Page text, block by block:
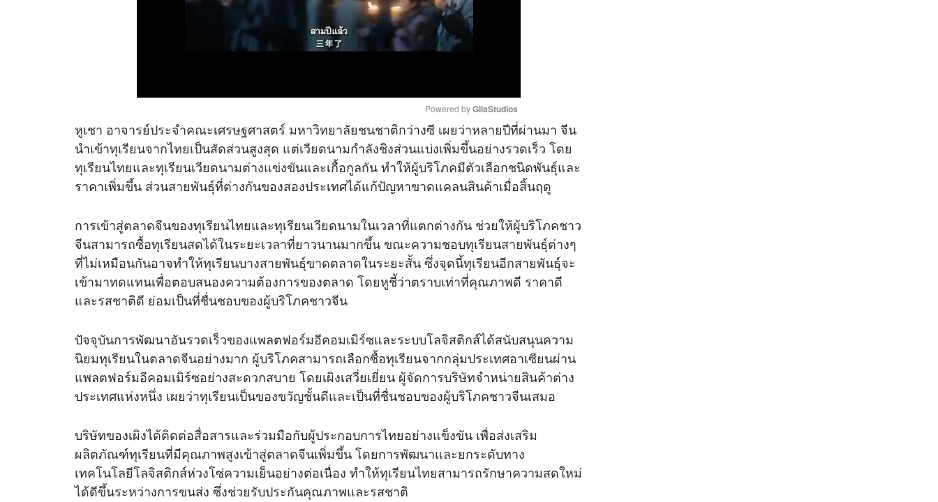
M
u
t
Powered by GliaStudios
หูเชา อาจารย์ประจำคณะเศรษฐศาสตร์ มหาวิทยาลัยชนชาติกว่างซี เผยว่าหลายปีที่ผ่านมา จีน
นำเข้าทุเรียนจากไทยเป็นสัดส่วนสูงสุด แต่เวียดนามกำลังชิงส่วนแบ่งเพิ่มขึ้นอย่างรวดเร็ว โดย
ทุเรียนไทยและทุเรียนเวียดนามต่างแข่งขันและเกื้อกูลกัน ทำให้ผู้บริโภคมีตัวเลือกชนิดพันธุ์และ
ราคาเพิ่มขึ้น ส่วนสายพันธุ์ที่ต่างกันของสองประเทศได้แก้ปัญหาขาดแคลนสินค้าเมื่อสิ้นฤดู
การเข้าสู่ตลาดจีนของทุเรียนไทยและทุเรียนเวียดนามในเวลาที่แตกต่างกัน ช่วยให้ผู้บริโภคชาว
จีนสามารถซื้อทุเรียนสดได้ในระยะเวลาที่ยาวนานมากขึ้น ขณะความชอบทุเรียนสายพันธุ์ต่างๆ
ที่ไม่เหมือนกันอาจทำให้ทุเรียนบางสายพันธุ์ขาดตลาดในระยะสั้น ซึ่งจุดนี้ทุเรียนอีกสายพันธุ์จะ
เข้ามาทดแทนเพื่อตอบสนองความต้องการของตลาด โดยหูชี้ว่าตราบเท่าที่คุณภาพดี ราคาดี
และรสชาติดี ย่อมเป็นที่ชื่นชอบของผู้บริโภคชาวจีน
ปัจจุบันการพัฒนาอันรวดเร็วของแพลตฟอร์มอีคอมเมิร์ซและระบบโลจิสติกส์ได้สนับสนุนความ
นิยมทุเรียนในตลาดจีนอย่างมาก ผู้บริโภคสามารถเลือกซื้อทุเรียนจากกลุ่มประเทศอาเซียนผ่าน
แพลตฟอร์มอีคอมเมิร์ซอย่างสะดวกสบาย โดยเผิงเสวี่ยเยี่ยน ผู้จัดการบริษัทจำหน่ายสินค้าต่าง
ประเทศแห่งหนึ่ง เผยว่าทุเรียนเป็นของขวัญชั้นดีและเป็นที่ชื่นชอบของผู้บริโภคชาวจีนเสมอ
บริษัทของเผิงได้ติดต่อสื่อสารและร่วมมือกับผู้ประกอบการไทยอย่างแข็งขัน เพื่อส่งเสริม
ผลิตภัณฑ์ทุเรียนที่มีคุณภาพสูงเข้าสู่ตลาดจีนเพิ่มขึ้น โดยการพัฒนาและยกระดับทาง
เทคโนโลยีโลจิสติกส์ห่วงโซ่ความเย็นอย่างต่อเนื่อง ทำให้ทุเรียนไทยสามารถรักษาความสดใหม่
ได้ดีขึ้นระหว่างการขนส่ง ซึ่งช่วยรับประกันคุณภาพและรสชาติ